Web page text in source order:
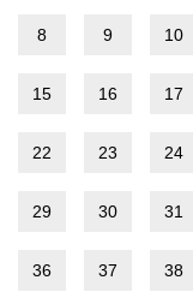
8 9 10
15 16 17
22 23 24
29 30 31
36 37 38